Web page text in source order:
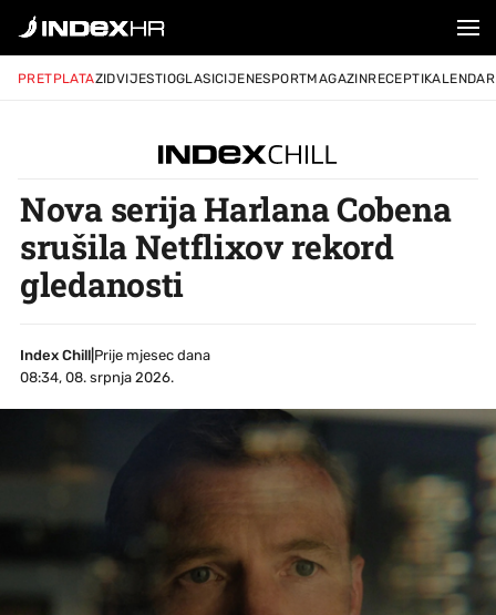
PRETPLATAZIDVIJESTIOGLASICIJENESPORTMAGAZINRECEPTIKALENDAR
Nova serija Harlana Cobena
srušila Netflixov rekord
gledanosti
Index Chill
Prije mjesec dana
08:34, 08. srpnja 2026.